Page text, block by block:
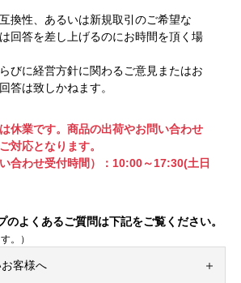
換性、あるいは新規取引のご希望な
回答を差し上げるのにお時間を頂く場
びに経営方針に関わるご意見またはお
答は致しかねます。
休業です。商品の出荷やお問い合わせ
対応となります。
合わせ受付時間）：10:00～17:30(土日
よくあるご質問は下記をご覧ください。
。）
客様へ